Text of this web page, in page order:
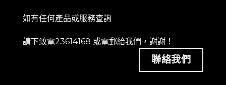
如有任何產品或服務查詢
請下致電23614168 或電郵給我們，謝謝！
聯絡我們